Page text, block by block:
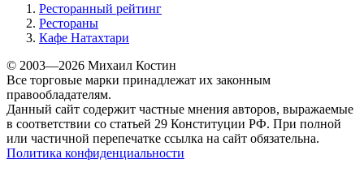
Ресторанный рейтинг
Рестораны
Кафе Натахтари
© 2003—2026 Михаил Костин
Все торговые марки принадлежат их законным
правообладателям.
Данный сайт содержит частные мнения авторов, выражаемые
в соответствии со статьей 29 Конституции РФ. При полной
или частичной перепечатке ссылка на сайт обязательна.
Политика конфиденциальности